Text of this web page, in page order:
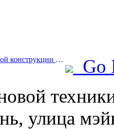
Prev:Возведение основной конструкции океанариума Beijing Haichang Ocean Park планируется завершить к концу года; окончание строительства и открытие ожидаются в 2027 году.
Go
улица